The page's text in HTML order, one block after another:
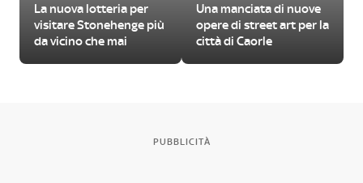
La nuova lotteria per
visitare Stonehenge più
da vicino che mai
Una manciata di nuove
opere di street art per la
città di Caorle
PUBBLICITÀ